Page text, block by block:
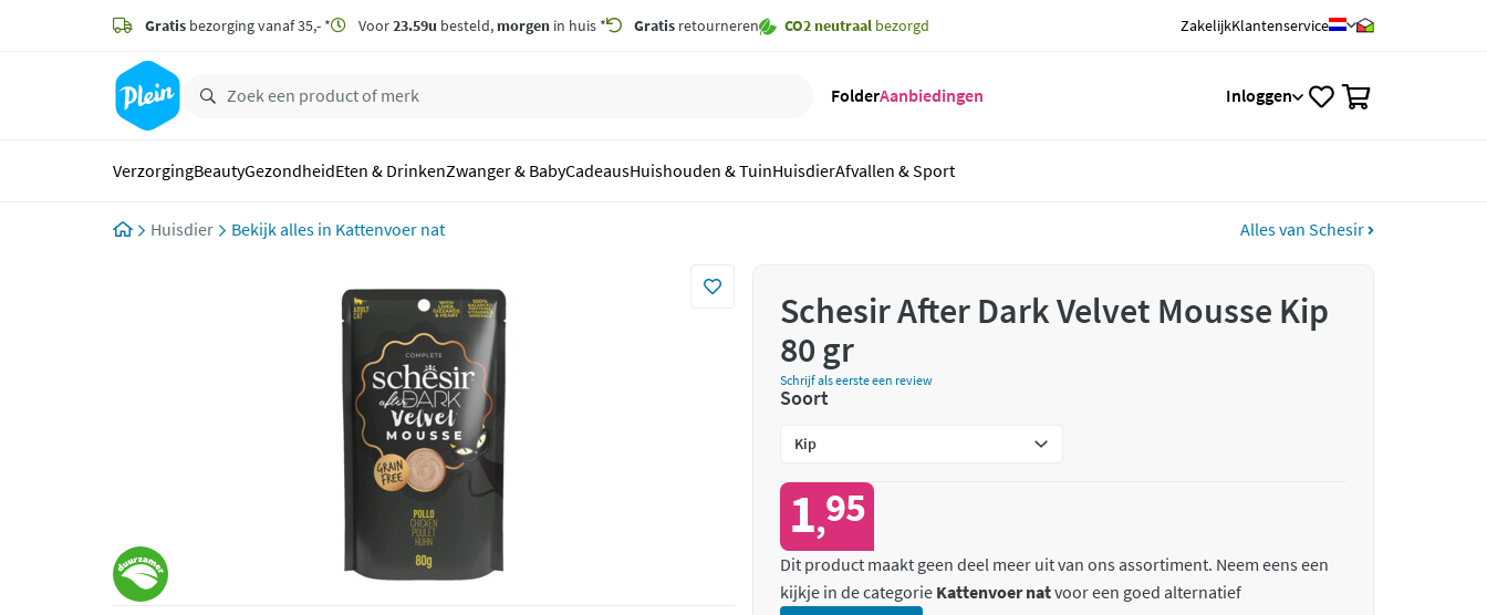
zoeken
hoofdinhoud
Gratis bezorging vanaf 35,- * Voor23.59u besteld, morgen in huis * Gratis retourneren CO2 neutraal bezorgd ZakelijkKlantenservice
FolderAanbiedingen Inloggen
VerzorgingBeautyGezondheidEten & DrinkenZwanger & BabyCadeausHuishouden & TuinHuisdierAfvallen & Sport
Huisdier Kattenvoer nat Alles van Schesir
Schesir After Dark Velvet Mousse Kip
80 gr
Schrijf als eerste een review
Soort
1,95
Dit product maakt geen deel meer uit van ons assortiment. Neem eens een
kijkje in de categorie Kattenvoer natvoor een goed alternatief